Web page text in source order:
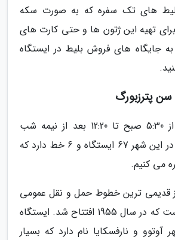
بلیط های تک سفره که به صورت سکه
تهیه این ژتون ها و حتی کارت های
به جایگاه های فروش بلیط در ایستگاه
پترزبورگ
ساعت کاری مترو از 5:30 صبح تا 12:20 بعد از نیمه شب
است. سامانه مترو در این شهر 67 ایستگاه و 6 خط دارد که
می کنیم.
1 مترو از قدیمی ترین خطوط حمل و نقل عمومی
در سن پترزبورگ ا ست که در سال 1955 افتتاح شد. ایستگاه
و نارفسکایا نام دارد که بسیار